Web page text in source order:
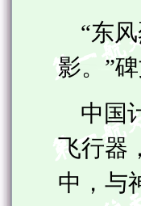
“东风
影。”碑
中国
飞行器
中，与